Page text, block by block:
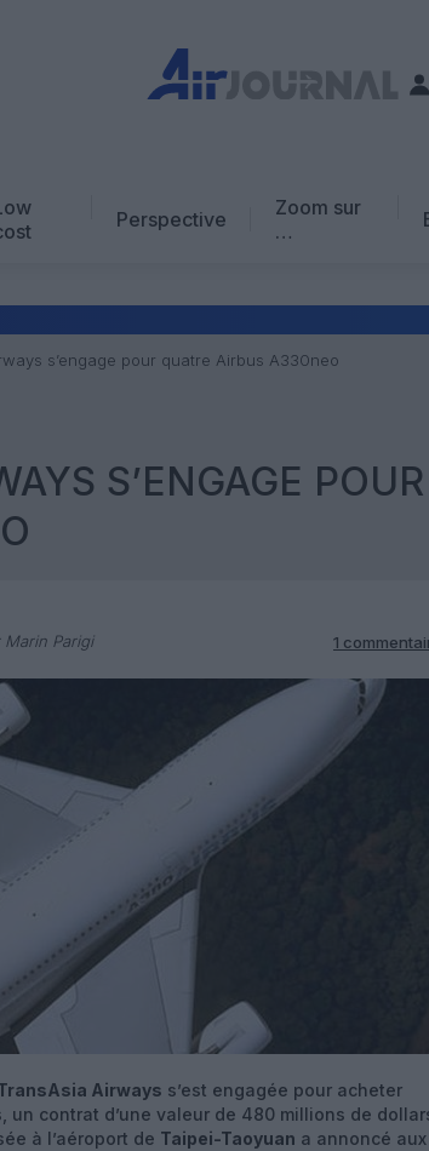
Perspective
Zoom sur
…
Avis d’expert
s’engage pour quatre Airbus A330neo
S’ENGAGE
Marin Parigi 1
Airways s’est engagée pour acheter
un contrat d’une valeur de 480 millions de
à l’aéroport de Taipei-Taoyuan a annoncé aux